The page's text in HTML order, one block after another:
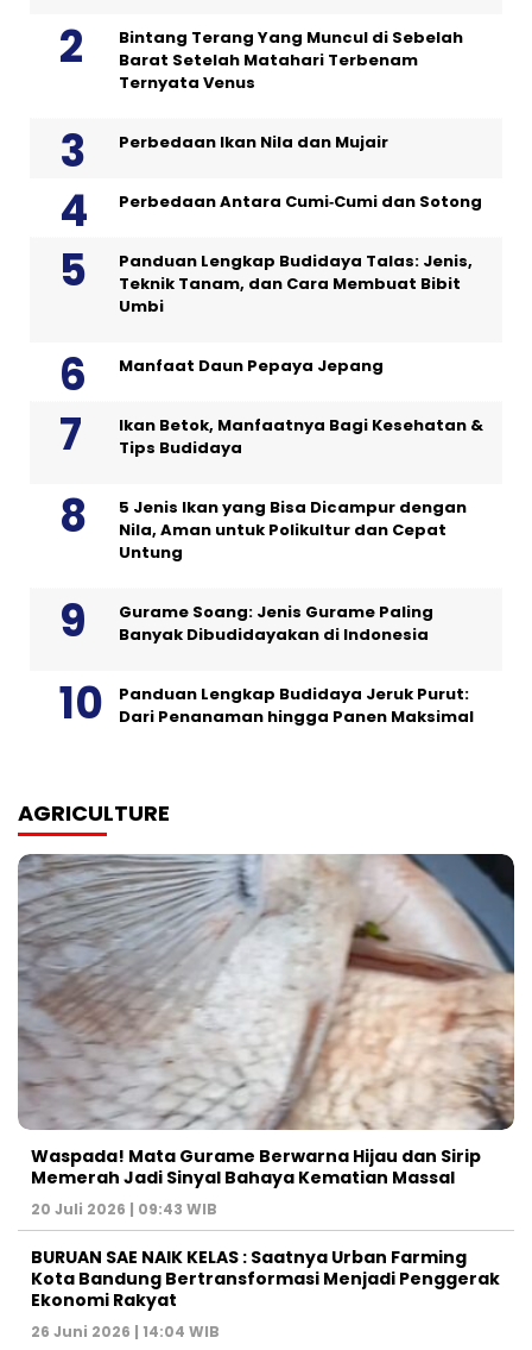
Bintang Terang Yang Muncul di Sebelah
Barat Setelah Matahari Terbenam
Ternyata Venus
Perbedaan Ikan Nila dan Mujair
Perbedaan Antara Cumi‑Cumi dan Sotong
Panduan Lengkap Budidaya Talas: Jenis,
Teknik Tanam, dan Cara Membuat Bibit
Umbi
Manfaat Daun Pepaya Jepang
Ikan Betok, Manfaatnya Bagi Kesehatan &
Tips Budidaya
5 Jenis Ikan yang Bisa Dicampur dengan
Nila, Aman untuk Polikultur dan Cepat
Untung
Gurame Soang: Jenis Gurame Paling
Banyak Dibudidayakan di Indonesia
Panduan Lengkap Budidaya Jeruk Purut:
Dari Penanaman hingga Panen Maksimal
AGRICULTURE
Waspada! Mata Gurame Berwarna Hijau dan Sirip
Memerah Jadi Sinyal Bahaya Kematian Massal
20 Juli 2026 | 09:43 WIB
BURUAN SAE NAIK KELAS : Saatnya Urban Farming
Kota Bandung Bertransformasi Menjadi Penggerak
Ekonomi Rakyat
26 Juni 2026 | 14:04 WIB